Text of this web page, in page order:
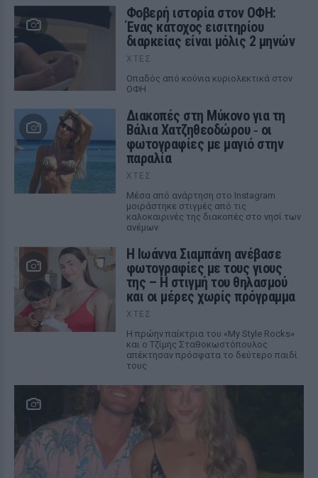
Φοβερή ιστορία στον ΟΦΗ:
Ένας κάτοχος εισιτηρίου
διαρκείας είναι μόλις 2 μηνών
ΧΤΕΣ
Οπαδός από κούνια κυριολεκτικά στον
ΟΦΗ
Διακοπές στη Μύκονο για τη
Βάλια Χατζηθεοδώρου ‑ οι
φωτογραφίες με μαγιό στην
παραλία
ΧΤΕΣ
Μέσα από ανάρτηση στο Instagram
μοιράστηκε στιγμές από τις
καλοκαιρινές της διακοπές στο νησί των
ανέμων
H Ιωάννα Σιαμπάνη ανέβασε
φωτογραφίες με τους γιους
της – Η στιγμή του θηλασμού
και οι μέρες χωρίς πρόγραμμα
ΧΤΕΣ
Η πρώην παίκτρια του «My Style Rocks»
και ο Τζίμης Σταθοκωστόπουλος
απέκτησαν πρόσφατα το δεύτερο παιδί
τους